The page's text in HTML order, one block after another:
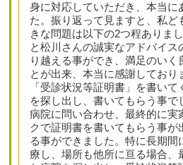
身に対応していただき、本当に
た。振り返って見ますと、私ど
きな問題は以下の2つ程ありま
と松川さんの誠実なアドバイス
り越える事ができ、満足のいく
とが出来、本当に感謝しており
「受診状況等証明書」を書い
を探し出し、書いてもらう事で
病院に問い合わせ、最終的に実
クで証明書を書いてもらう事が
る事ができました。特に長期間
療し、場所も他所に亘る場合、